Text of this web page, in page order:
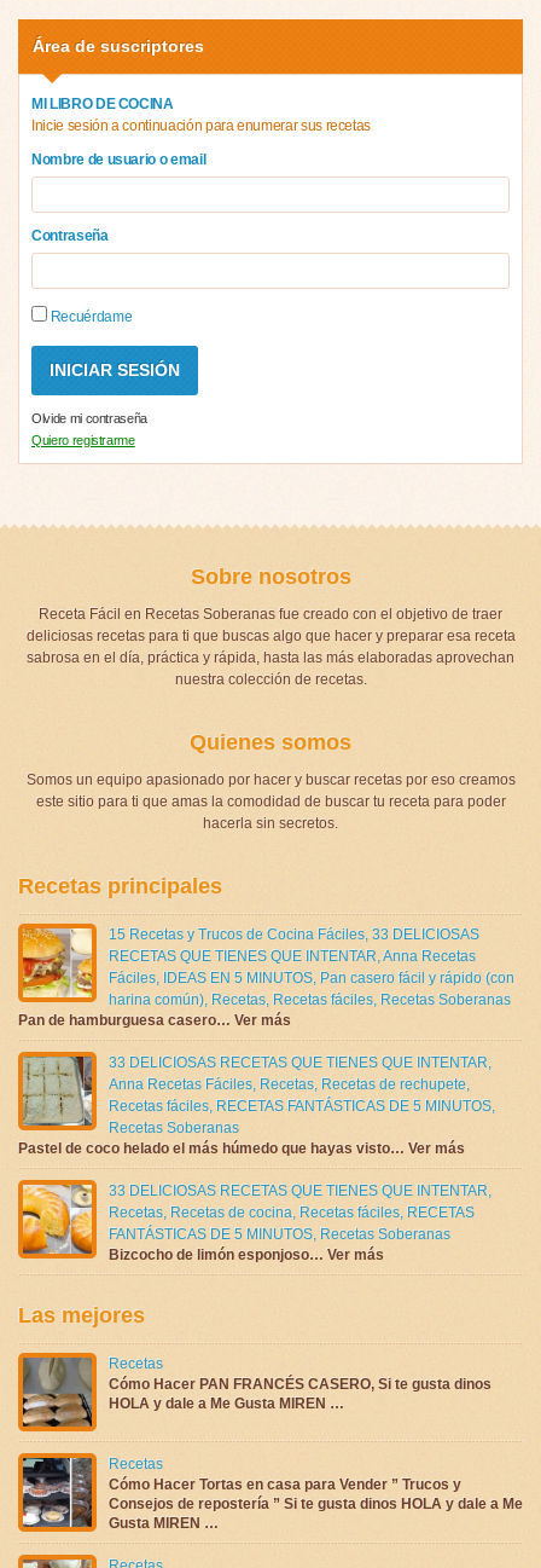
Área de suscriptores
MI LIBRO DE COCINA
Inicie sesión a continuación para enumerar sus recetas
Nombre de usuario o email
Contraseña
Recuérdame
Olvide mi contraseña
Quiero registrarme
Sobre nosotros
Receta Fácil en Recetas Soberanas fue creado con el objetivo de traer
deliciosas recetas para ti que buscas algo que hacer y preparar esa receta
sabrosa en el día, práctica y rápida, hasta las más elaboradas aprovechan
nuestra colección de recetas.
Quienes somos
Somos un equipo apasionado por hacer y buscar recetas por eso creamos
este sitio para ti que amas la comodidad de buscar tu receta para poder
hacerla sin secretos.
Recetas principales
15 Recetas y Trucos de Cocina Fáciles, 33 DELICIOSAS
RECETAS QUE TIENES QUE INTENTAR,Anna Recetas
Fáciles, IDEAS EN 5 MINUTOS, Pan casero fácil y rápido (con
harina común), Recetas, Recetas fáciles, Recetas Soberanas
Pan de hamburguesa casero… Ver más
33 DELICIOSAS RECETAS QUE TIENES QUE INTENTAR,
Anna Recetas Fáciles, Recetas, Recetas de rechupete,
Recetas fáciles, RECETAS FANTÁSTICAS DE 5 MINUTOS,
Recetas Soberanas
Pastel de coco helado el más húmedo que hayas visto… Ver más
33 DELICIOSAS RECETAS QUE TIENES QUE INTENTAR,
Recetas, Recetas de cocina, Recetas fáciles, RECETAS
FANTÁSTICAS DE 5 MINUTOS, Recetas Soberanas
Bizcocho de limón esponjoso… Ver más
Las mejores
Recetas
Cómo Hacer PAN FRANCÉS CASERO, Si te gusta dinos
HOLA y dale a Me Gusta MIREN …
Recetas
Cómo Hacer Tortas en casa para Vender ” Trucos y
Consejos de repostería ” Si te gusta dinos HOLA y dale a Me
Gusta MIREN …